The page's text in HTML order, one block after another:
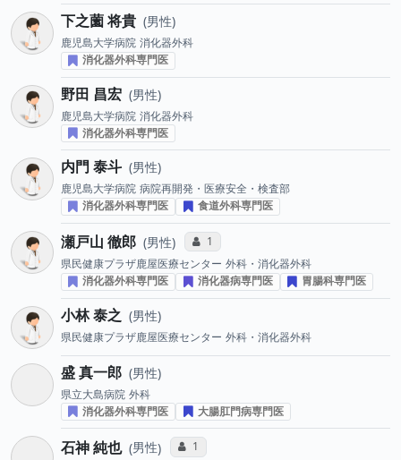
下之薗 将貴 男性
鹿児島大学病院 消化器外科
消化器外科専門医
野田 昌宏 男性
鹿児島大学病院 消化器外科
消化器外科専門医
内門 泰斗 男性
鹿児島大学病院 病院再開発・医療安全・検査部
消化器外科専門医
食道外科専門医
瀬戸山 徹郎 男性 コミュニケーション・タイプ投票数
1
県民健康プラザ鹿屋医療センター 外科・消化器外科
消化器外科専門医
消化器病専門医 胃腸科専門医
小林 泰之 男性
県民健康プラザ鹿屋医療センター 外科・消化器外科
盛 真一郎 男性
県立大島病院 外科
消化器外科専門医
大腸肛門病専門医
石神 純也 男性 コミュニケーション・タイプ投票数
1